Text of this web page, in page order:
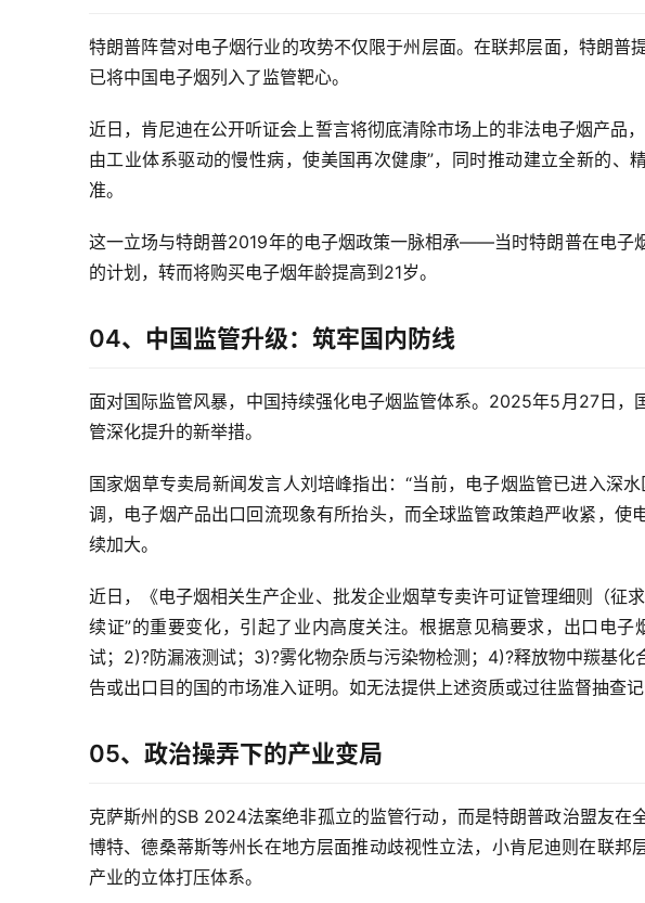
特朗普阵营对电子烟行业的攻势不仅限于州层面。在联邦层面，特朗普
已将中国电子烟列入了监管靶心。
近日，肯尼迪在公开听证会上誓言将彻底清除市场上的非法电子烟产品
由工业体系驱动的慢性病，使美国再次健康”，同时推动建立全新的、
准。
这一立场与特朗普2019年的电子烟政策一脉相承——当时特朗普在电子
的计划，转而将购买电子烟年龄提高到21岁。
04、中国监管升级：筑牢国内防线
面对国际监管风暴，中国持续强化电子烟监管体系。2025年5月27日，
管深化提升的新举措。
国家烟草专卖局新闻发言人刘培峰指出：“当前，电子烟监管已进入深
调，电子烟产品出口回流现象有所抬头，而全球监管政策趋严收紧，使
续加大。
近日，《电子烟相关生产企业、批发企业烟草专卖许可证管理细则（征
续证”的重要变化，引起了业内高度关注。根据意见稿要求，出口电子
试；2)?防漏液测试；3)?雾化物杂质与污染物检测；4)?释放物中羰基
告或出口目的国的市场准入证明。如无法提供上述资质或过往监督抽查
05、政治操弄下的产业变局
克萨斯州的SB 2024法案绝非孤立的监管行动，而是特朗普政治盟友在
博特、德桑蒂斯等州长在地方层面推动歧视性立法，小肯尼迪则在联邦
产业的立体打压体系。